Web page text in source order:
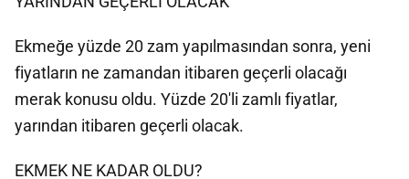
Ekmeğe yüzde 20 zam yapılmasından sonra, yeni
fiyatların ne zamandan itibaren geçerli olacağı
merak konusu oldu. Yüzde 20'li zamlı fiyatlar,
yarından itibaren geçerli olacak.
EKMEK NE KADAR OLDU?